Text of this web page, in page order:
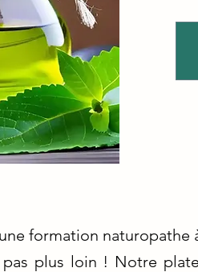
formation
pas plus loin ! Notre